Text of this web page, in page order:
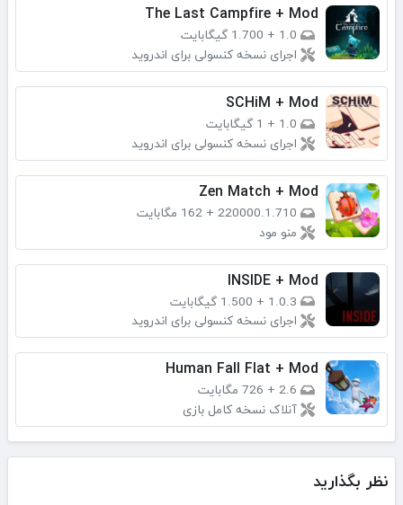
The Last Campfire + Mod
1.0
+ 1.700 گیگابایت
اجرای نسخه کنسولی برای اندروید
SCHiM + Mod
1.0
+ 1 گیگابایت
اجرای نسخه کنسولی برای اندروید
Zen Match + Mod
220000.1.710
+ 162 مگابایت
منو مود
INSIDE + Mod
1.0.3
+ 1.500 گیگابایت
اجرای نسخه کنسولی برای اندروید
Human Fall Flat + Mod
2.6
+ 726 مگابایت
آنلاک نسخه کامل بازی
نظر بگذارید